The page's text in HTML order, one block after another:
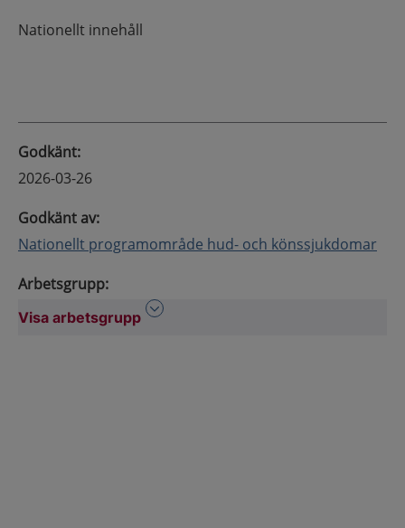
Nationellt innehåll
Godkänt:
2026-03-26
Godkänt av:
Nationellt programområde hud- och könssjukdomar
Arbetsgrupp:
Visa arbetsgrupp Visa arbetsgrupp